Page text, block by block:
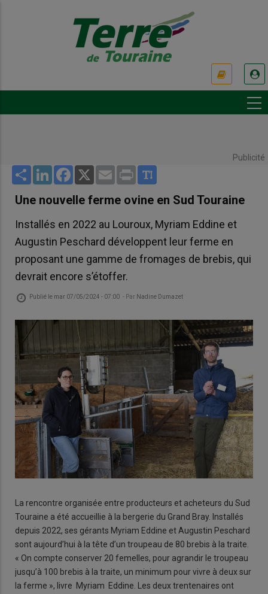
Publicité
Share LinkedInFacebook
X Email Print
Une nouvelle ferme ovine en Sud Touraine
Installés en 2022 au Louroux, Myriam Eddine et
Augustin Peschard développent leur ferme en
proposant une gamme de fromages de brebis, qui
devrait encore s’étoffer.
Publié le mar 07/05/2024 - 07:00 - Par Nadine Dumazet
La rencontre organisée entre producteurs et acheteurs du Sud
Touraine a été accueillie à la bergerie du Grand Bray. Installés
depuis 2022, ses gérants Myriam Eddine et Augustin Peschard
sont aujourd’hui à la tête d’un troupeau de 80 brebis à la traite.
« On compte conserver 20 femelles, pour agrandir le troupeau
jusqu’à 100 brebis à la traite, un minimum pour vivre à deux sur
la ferme », livre Myriam Eddine. Les deux trentenaires ont